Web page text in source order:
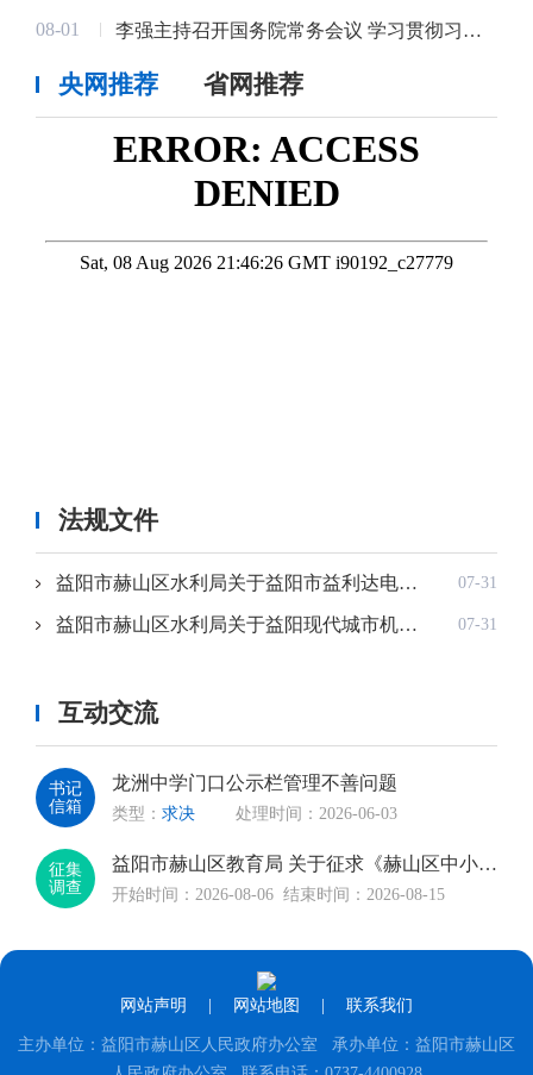
赫山动态 李丰主持召开七届区委第1次常委会会议
7月31日，区委书记李丰主持召开七届
区委第1次常委会会议。 ......
届区委领导班子 李丰当选为区委书记
08-01 李强主持召开国务院常务会议 学习贯彻习近平总书记关于上半年经济形势和做好下半年经济工作的重要讲话精神
央网推荐 省网推荐
法规文件
益阳市赫山区水利局关于益阳市益利达电子有限公司年产300亿对电容器引出线及机械设备制造生产车间建设项目水土保持方案报告表的行政许可决定书 07-31
益阳市赫山区水利局关于益阳现代城市机动车驾驶员培训基地建设项目水土保持方案报告表的行政许可决定书 07-31
互动交流
书记
信箱
龙洲中学门口公示栏管理不善问题
类型： 求决 处理时间：2026-06-03
征集
调查
益阳市赫山区教育局 关于征求《赫山区中小学教育惩戒正负面清单（征求意见稿）》意见的公告
开始时间：2026-08-06 结束时间：2026-08-15
网站声明 网站地图 联系我们
主办单位：益阳市赫山区人民政府办公室 承办单位：益阳市赫山区